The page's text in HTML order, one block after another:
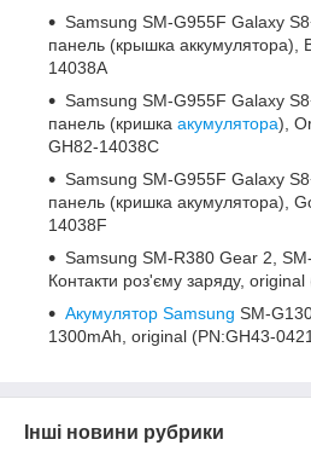
Samsung SM-G955F Galaxy
панель (крышка аккумулятора),
14038A
Samsung SM-G955F Galaxy
панель (кришка акумулятора),
GH82-14038C
Samsung SM-G955F Galaxy
панель (кришка акумулятора),
14038F
Samsung SM-R380 Gear 2,
Контакти роз'єму заряду,
Акумулятор Samsung SM-
1300mAh, original (PN:GH43-
Інші новини рубрики